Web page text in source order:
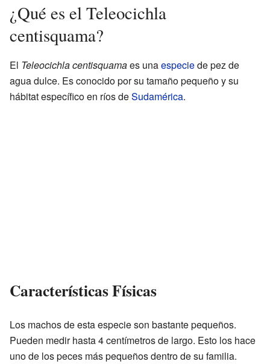
¿Qué es el Teleocichla
centisquama?
El Teleocichla centisquamaes unaespeciede pez de
agua dulce. Es conocido por su tamaño pequeño y su
hábitat específico en ríos deSudamérica.
Características Físicas
Los machos de esta especie son bastante pequeños.
Pueden medir hasta 4 centímetros de largo. Esto los hace
uno de los peces más pequeños dentro de su familia.